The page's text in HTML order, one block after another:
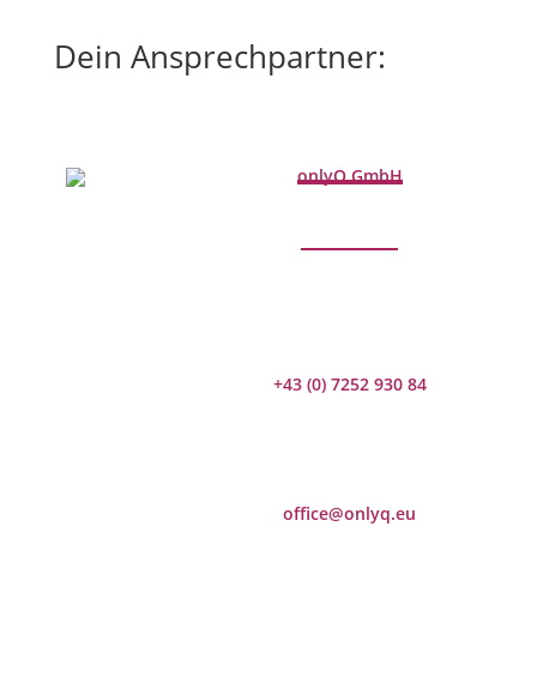
Dein Ansprechpartner:
onlyQ GmbH
+43 (0) 7252 930 84
office@onlyq.eu